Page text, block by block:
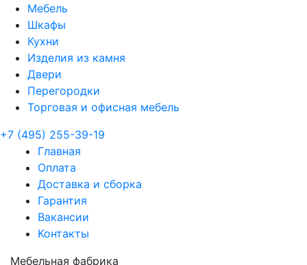
Мебель
Шкафы
Кухни
Изделия из камня
Двери
Перегородки
Торговая и офисная мебель
+7 (495) 255-39-19
Главная
Оплата
Доставка и сборка
Гарантия
Вакансии
Контакты
Мебельная фабрика